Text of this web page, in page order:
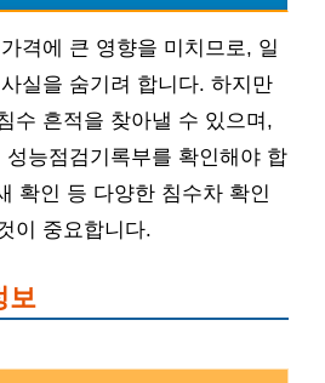
격에 큰 영향을 미치므로, 일
실을 숨기려 합니다. 하지만
수 흔적을 찾아낼 수 있으며,
능점검기록부를 확인해야 합
확인 등 다양한 침수차 확인
이 중요합니다.
보